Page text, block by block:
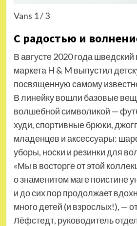
Vans 1 / 3
С радостью и
В августе 2020 года шведский
маркета H & M выпустил
посвященную самому
В линейку вошли базовые
волшебной символикой —
худи, спортивные брюки,
младенцев и аксессуары:
уборы, носки и резинки для
«Мы в восторге от этой
о знаменитом маге поистине
и до сих пор продолжает
много детей (и взрослых!), —
Лёфстедт, руководитель